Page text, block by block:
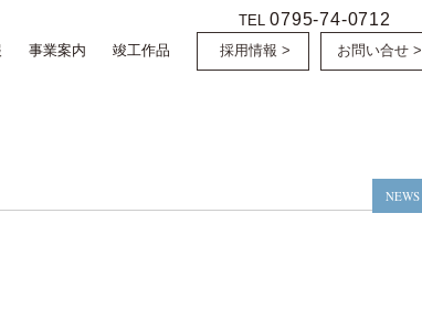
事業案内 竣工作品
TEL0795-74-0712
採用情報 > お問い合せ >
NEWS